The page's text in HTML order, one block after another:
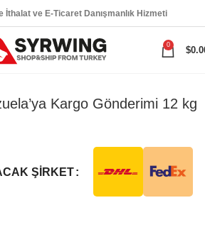
İthalat ve E-Ticaret Danışmanlık Hizmeti
0
$
Kargo Gönderimi 12 kg
ŞIRKET